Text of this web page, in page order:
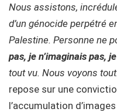
Nous assistons,
d’un génocide perpétré
Palestine. Personne ne
pas, je n’imaginais pas,
tout vu. Nous voyons tout.
repose sur une
l’accumulation